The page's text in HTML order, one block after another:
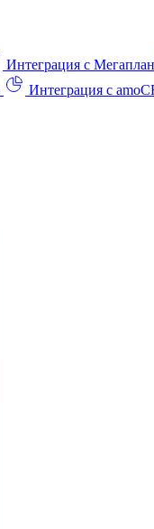
Интеграция с Мегаплан
Интеграция с